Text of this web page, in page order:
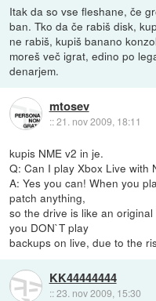
Itak da so vse fleshane, če
ban. Tko da če rabiš disk,
ne rabiš, kupiš banano
moreš več igrat, edino po
denarjem.
mtosev
::21. nov 2009, 18:11
kupis NME v2 in je.
Q: Can I play Xbox Live with
A: Yes you can! When you
patch anything,
so the drive is like an
you DON`T play
backups on live, due to the
KK44444444
::23. nov 2009, 15:30